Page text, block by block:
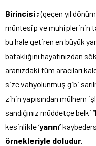
Birincisi ;(geçen yıl
müntesip ve muhiplerinin
bu hale getiren en büyük
bataklığını hayatınızdan
aranızdaki tüm aracıları
size vahyolunmuş gibi
zihin yapısından mülhem
sandığınız müddetçe belki “
kesinlikle ‘yarını’
örnekleriyle doludur.